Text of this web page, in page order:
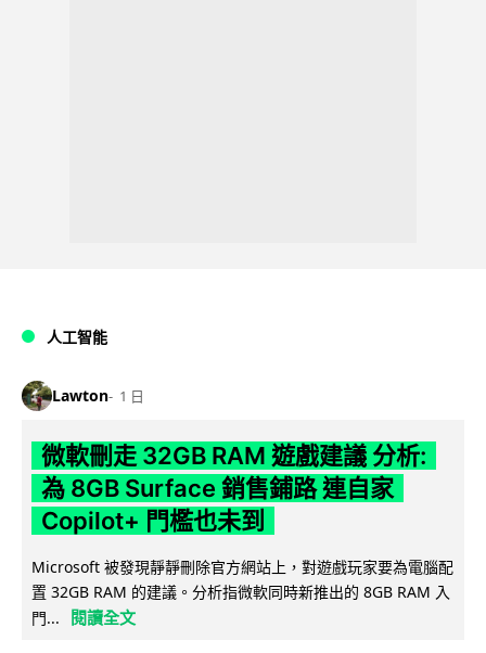
人工智能
Lawton 1 日
微軟刪走 32GB RAM 遊戲建議 分析:
為 8GB Surface 銷售鋪路 連自家
Copilot+ 門檻也未到
Microsoft 被發現靜靜刪除官方網站上，對遊戲玩家要為電腦配
置 32GB RAM 的建議。分析指微軟同時新推出的 8GB RAM 入
門...
閱讀全文